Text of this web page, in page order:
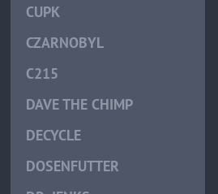
CUPK
CZARNOBYL
C215
DAVE THE CHIMP
DECYCLE
DOSENFUTTER